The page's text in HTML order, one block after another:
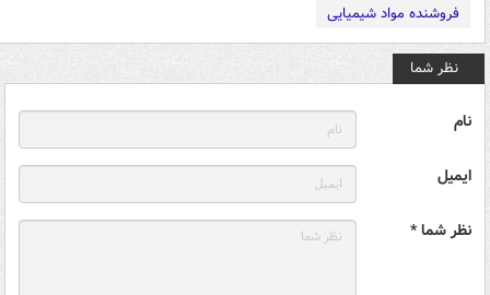
فروشنده مواد شیمیایی
نظر شما
نام
ایمیل
نظر شما *